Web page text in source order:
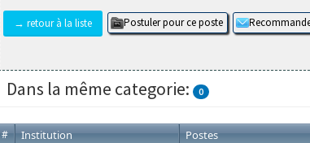
→ retour à la liste
Dans la même categorie: 0
# Institution Postes